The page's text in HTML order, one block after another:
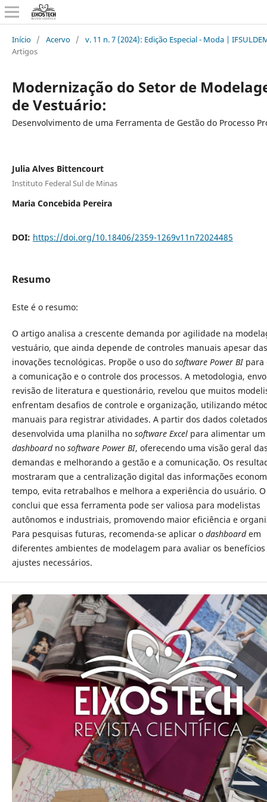
Início / Acervo /
v. 11 n. 7 (2024): Edição Especial - Moda |
Artigos
Modernização do Setor de
de Vestuário:
Desenvolvimento de uma Ferramenta de Gestão do Processo
Julia Alves Bittencourt
Instituto Federal Sul de Minas
Maria Concebida Pereira
DOI: https://doi.org/10.18406/2359-1269v11n72024485
Resumo
Este é o resumo:
O artigo analisa a crescente demanda por agilidade na
vestuário, que ainda depende de controles manuais apesar das
inovações tecnológicas. Propõe o uso do software Power BI para
a comunicação e o controle dos processos. A metodologia,
revisão de literatura e questionário, revelou que muitos
enfrentam desafios de controle e organização, utilizando
manuais para registrar atividades. A partir dos dados
desenvolvida uma planilha no software Excel para alimentar um
dashboard no software Power BI, oferecendo uma visão geral
demandas e melhorando a gestão e a comunicação. Os
mostraram que a centralização digital das informações
tempo, evita retrabalhos e melhora a experiência do usuário.
conclui que essa ferramenta pode ser valiosa para modelistas
autônomos e industriais, promovendo maior eficiência e
Para pesquisas futuras, recomenda-se aplicar o dashboardem
diferentes ambientes de modelagem para avaliar os benefícios
ajustes necessários.